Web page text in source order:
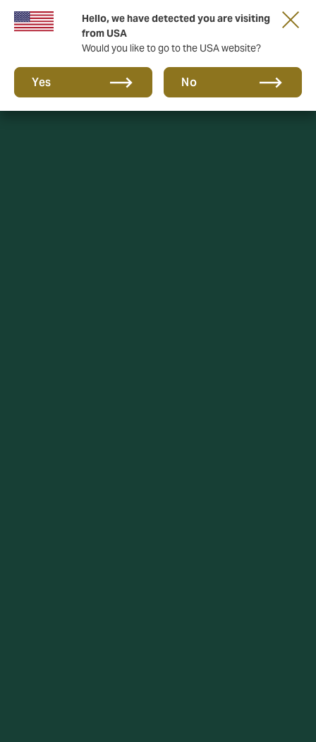
Hello, we have detected you are visiting
from USA
Would you like to go to the USA website?
Yes No